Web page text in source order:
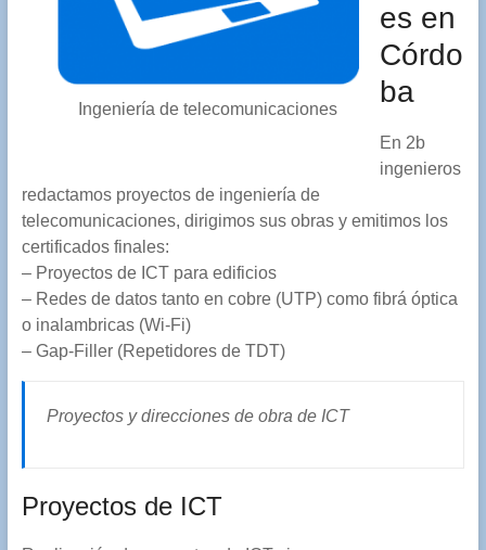
Ingeniería de telecomunicaciones
es en
Córdo
ba
En 2b
ingenieros
redactamos proyectos de ingeniería de
telecomunicaciones, dirigimos sus obras y emitimos los
certificados finales:
– Proyectos de ICT para edificios
– Redes de datos tanto en cobre (UTP) como fibrá óptica
o inalambricas (Wi-Fi)
– Gap-Filler (Repetidores de TDT)
Proyectos y direcciones de obra de ICT
Proyectos de ICT